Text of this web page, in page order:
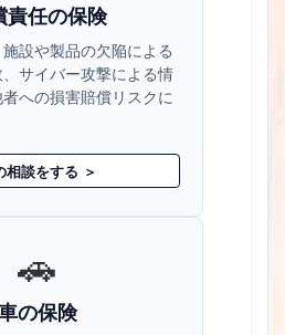
責任の保険
設や製品の欠陥による
サイバー攻撃による情
への損害賠償リスクに
相談をする ＞
🚗
の保険